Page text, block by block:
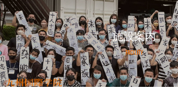
施設案内
FACILITY